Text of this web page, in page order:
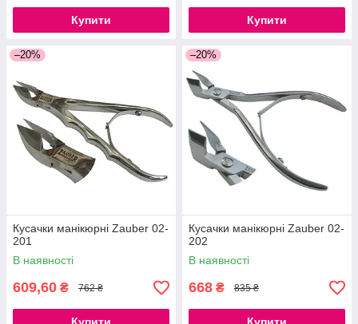
Купити Купити
–20%
Кусачки манікюрні Zauber 02-
201
В наявності
609,60 ₴ 762 ₴
–20%
Кусачки манікюрні Zauber 02-
202
В наявності
668 ₴ 835 ₴